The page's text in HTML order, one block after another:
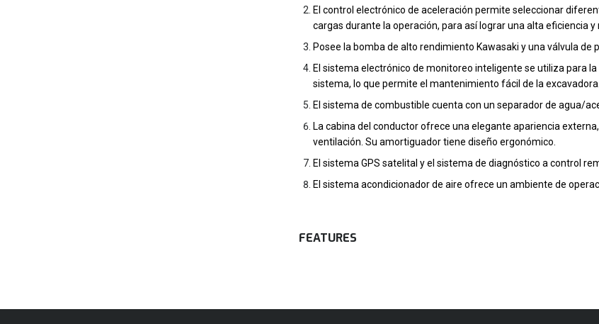
El control electrónico de aceleración permite seleccionar
cargas durante la operación, para así lograr una alta eficiencia y
Posee la bomba de alto rendimiento Kawasaki y una válvula de
El sistema electrónico de monitoreo inteligente se utiliza para
sistema, lo que permite el mantenimiento fácil de la excavadora.
El sistema de combustible cuenta con un separador de agua/
La cabina del conductor ofrece una elegante apariencia
ventilación. Su amortiguador tiene diseño ergonómico.
El sistema GPS satelital y el sistema de diagnóstico a control
El sistema acondicionador de aire ofrece un ambiente de
FEATURES